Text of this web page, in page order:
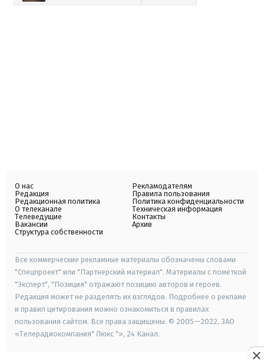
О нас
Редакция
Редакционная политика
О телеканале
Телеведущие
Вакансии
Структура собственности
Рекламодателям
Правила пользования
Политика конфиденциальности
Техническая информация
Контакты
Архив
Все коммерческие рекламные материалы обозначены словами
"Спецпроект" или "Партнерский материал". Материалы с пометкой
"Эксперт", "Позиция" отражают позицию авторов и героев.
Редакция может не разделять их взглядов. Подробнее о рекламе
и правил цитирования можно ознакомиться в правилах
пользования сайтом. Все права защищены. © 2005—2022, ЗАО
«Телерадиокомпания" Люкс "», 24 Канал.